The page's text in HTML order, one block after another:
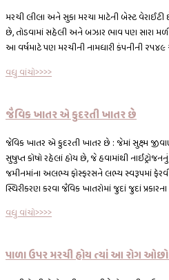
મરચી લીલા અને સુકા મરચા માટેની બેસ્ટ
છે, તોડવામાં સહેલી અને બઝાર ભાવ પણ સારા
આ વર્ષમાટે પણ મરચીની નામધારી કંપનીની
વધુ વાંચો>>>>
જૈવિક ખાતર એ કુદરતી ખાતર છે
જેવિક ખાતર એ કુદરતી ખાતર છે : જેમાં સુક્ષ્મ
સુષુપ્ત કોષો રહેલાં હોય છે, જે હવામાંથી
જમીનમાંના અલભ્ય ફોસ્ફરસને લભ્ય સ્વરૂપમાં
સ્થિરીકરણ કરવા જૈવિક ખાતરોમાં જુદાં જુદાં
વધુ વાંચો>>>>
પાળા ઉપર મરચી હોય ત્યાં આ રોગ